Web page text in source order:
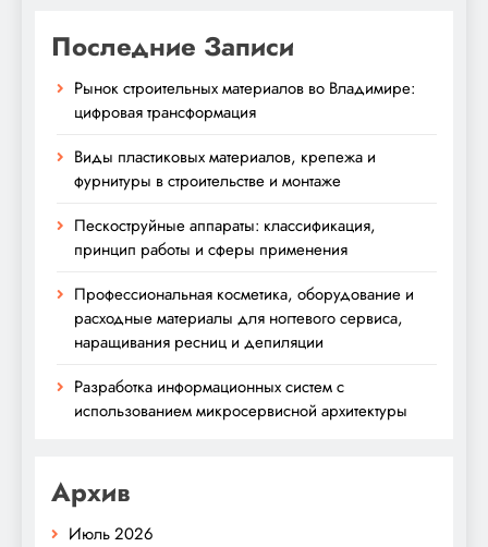
Последние Записи
Рынок строительных материалов во Владимире:
цифровая трансформация
Виды пластиковых материалов, крепежа и
фурнитуры в строительстве и монтаже
Пескоструйные аппараты: классификация,
принцип работы и сферы применения
Профессиональная косметика, оборудование и
расходные материалы для ногтевого сервиса,
наращивания ресниц и депиляции
Разработка информационных систем с
использованием микросервисной архитектуры
Архив
Июль 2026